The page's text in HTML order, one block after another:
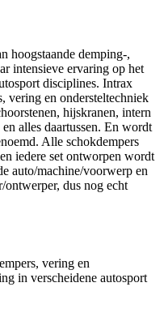
hoogstaande demping-,
intensieve ervaring op het
disciplines. Intrax
vering en ondersteltechniek
hijskranen, intern
alles daartussen. En wordt
Alle schokdempers
iedere set ontworpen wordt
auto/machine/voorwerp en
ontwerper, dus nog echt
vering en
in verscheidene autosport